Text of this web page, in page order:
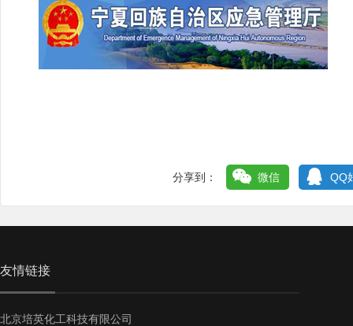
分享到： 微信 QQ
友情链接
北京培英化工科技有限公司